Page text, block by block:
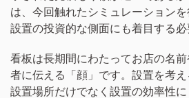
は、今回触れたシミュレーション
設置の投資的な側面にも着目する必
看板は長期間にわたってお店の名
者に伝える「顔」です。設置を考
設置場所だけでなく設置の効率性